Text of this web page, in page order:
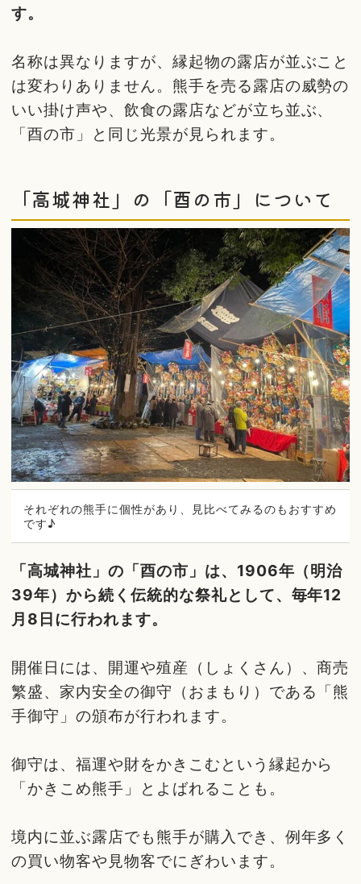
す。
名称は異なりますが、縁起物の露店が並ぶこと
は変わりありません。熊手を売る露店の威勢の
いい掛け声や、飲食の露店などが立ち並ぶ、
「酉の市」と同じ光景が見られます。
「高城神社」の「酉の市」について
それぞれの熊手に個性があり、見比べてみるのもおすすめ
です♪
「高城神社」の「酉の市」は、1906年（明治
39年）から続く伝統的な祭礼として、毎年12
月8日に行われます。
開催日には、開運や殖産（しょくさん）、商売
繁盛、家内安全の御守（おまもり）である「熊
手御守」の頒布が行われます。
御守は、福運や財をかきこむという縁起から
「かきこめ熊手」とよばれることも。
境内に並ぶ露店でも熊手が購入でき、例年多く
の買い物客や見物客でにぎわいます。